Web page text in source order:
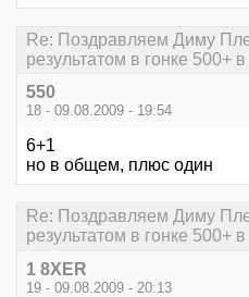
Re: Поздравляем Диму
результатом в гонке 500+
550
18 - 09.08.2009 - 19:54
6+1
но в общем, плюс один
Re: Поздравляем Диму
результатом в гонке 500+
1 8XER
19 - 09.08.2009 - 20:13